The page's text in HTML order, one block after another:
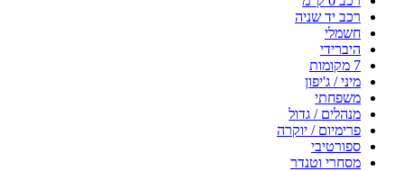
רכב יד שניה
חשמלי
היברידי
7 מקומות
מיני / ג'יפון
משפחתי
מנהלים / גדול
פרימיום / יוקרה
ספורטיבי
מסחרי וטנדר